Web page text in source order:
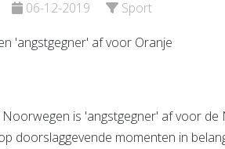
06-12-2019 Sport
is 'angstgegner' af voor
doorslaggevende momenten in
Bekijk de pagina